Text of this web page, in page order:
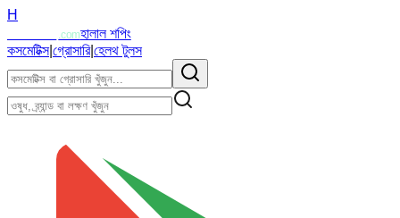
H
.comহালাল শপিং
কসমেটিক্স|গ্রোসারি|হেলথ টুলস